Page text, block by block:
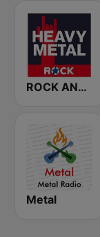
ROCK ANTENNE Heavy Metal
Metal